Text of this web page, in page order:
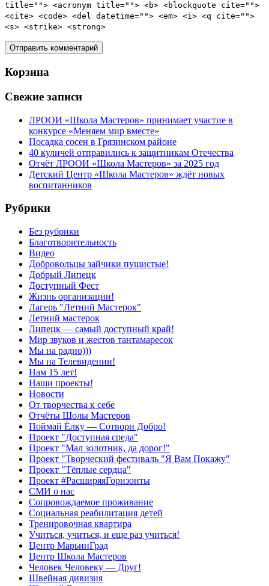
title=""> <acronym title=""> <b> <blockquote cite="">
<cite> <code> <del datetime=""> <em> <i> <q cite="">
<s> <strike> <strong>
Корзина
Свежие записи
ЛРООИ «Школа Мастеров» принимает участие в
конкурсе «Меняем мир вместе»
Посадка сосен в Грязинском районе
40 куличей отправились к защитникам Отечества
Отчёт ЛРООИ «Школа Мастеров» за 2025 год
Детский Центр «Школа Мастеров» ждёт новых
воспитанников
Рубрики
Без рубрики
Благотворительность
Видео
Добровольцы зайчики пушистые!
Добрый Липецк
Доступный Фест
Жизнь организации!
Лагерь "Летний Мастерок"
Летний мастерок
Липецк — самый доступный край!
Мир звуков и жестов тантамаресок
Мы на радио)))
Мы на Телевидении!
Нам 15 лет!
Наши проекты!
Новости
От творчества к себе
Отчёты Шолы Мастеров
Поймай Ёлку — Сотвори Добро!
Проект "Доступная среда"
Проект "Мал золотник, да дорог!"
Проект "Творческий фестиваль "Я Вам Покажу"
Проект "Тёплые сердца"
Проект #РасширяяГоризонты
СМИ о нас
Сопровождаемое проживание
Социальная реабилитация детей
Тренировочная квартира
Учиться, учиться, и еще раз учиться!
Центр МарьинГрад
Центр Школа Мастеров
Человек Человеку — Друг!
Швейная дивизия